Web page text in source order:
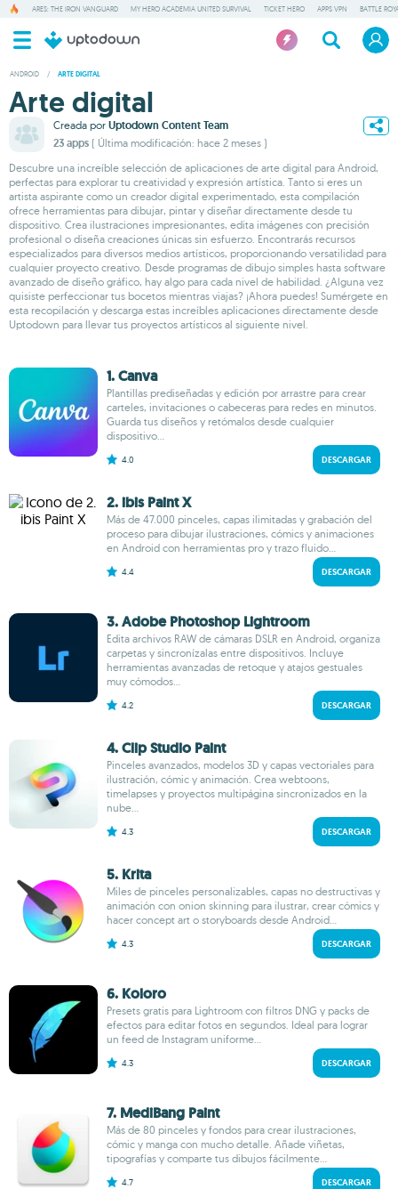
ARES: THE IRON VANGUARD MY HERO ACADEMIA UNITED SURVIVAL TICKET HERO APPS VPN BATTLE
ANDROID / ARTE DIGITAL
Arte digital
Creada por Uptodown Content Team
23 apps ( Última modificación: hace 2 meses )
Descubre una increíble selección de aplicaciones de arte digital para Android,
perfectas para explorar tu creatividad y expresión artística. Tanto si eres un
artista aspirante como un creador digital experimentado, esta compilación
ofrece herramientas para dibujar, pintar y diseñar directamente desde tu
dispositivo. Crea ilustraciones impresionantes, edita imágenes con precisión
profesional o diseña creaciones únicas sin esfuerzo. Encontrarás recursos
especializados para diversos medios artísticos, proporcionando versatilidad para
cualquier proyecto creativo. Desde programas de dibujo simples hasta software
avanzado de diseño gráfico, hay algo para cada nivel de habilidad. ¿Alguna vez
quisiste perfeccionar tus bocetos mientras viajas? ¡Ahora puedes! Sumérgete en
esta recopilación y descarga estas increíbles aplicaciones directamente desde
Uptodown para llevar tus proyectos artísticos al siguiente nivel.
1. Canva
Plantillas prediseñadas y edición por arrastre para crear
carteles, invitaciones o cabeceras para redes en minutos.
Guarda tus diseños y retómalos desde cualquier
dispositivo...
4.0 DESCARGAR
2. ibis Paint X
Más de 47.000 pinceles, capas ilimitadas y grabación del
proceso para dibujar ilustraciones, cómics y animaciones
en Android con herramientas pro y trazo fluido...
4.4 DESCARGAR
3. Adobe Photoshop Lightroom
Edita archivos RAW de cámaras DSLR en Android, organiza
carpetas y sincronízalas entre dispositivos. Incluye
herramientas avanzadas de retoque y atajos gestuales
muy cómodos...
4.2 DESCARGAR
4. Clip Studio Paint
Pinceles avanzados, modelos 3D y capas vectoriales para
ilustración, cómic y animación. Crea webtoons,
timelapses y proyectos multipágina sincronizados en la
nube...
4.3 DESCARGAR
5. Krita
Miles de pinceles personalizables, capas no destructivas y
animación con onion skinning para ilustrar, crear cómics y
hacer concept art o storyboards desde Android...
4.3 DESCARGAR
6. Koloro
Presets gratis para Lightroom con filtros DNG y packs de
efectos para editar fotos en segundos. Ideal para lograr
un feed de Instagram uniforme...
4.3 DESCARGAR
7. MediBang Paint
Más de 80 pinceles y fondos para crear ilustraciones,
cómic y manga con mucho detalle. Añade viñetas,
tipografías y comparte tus dibujos fácilmente...
4.7 DESCARGAR